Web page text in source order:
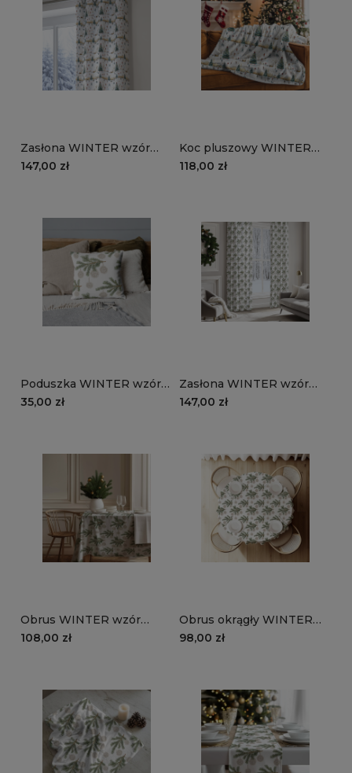
Zasłona WINTER wzór
BN88 | świąteczne
147,00 zł
Koc pluszowy WINTER
wzór BN88 | świąteczne
118,00 zł
Poduszka WINTER wzór
BN85 | koronkowe święta
35,00 zł
Zasłona WINTER wzór
BN85 | koronkowe święta
147,00 zł
Obrus WINTER wzór
BN85 | Koronkowe święta
108,00 zł
Obrus okrągły WINTER
wzór BN85 | Koronkowe
98,00 zł